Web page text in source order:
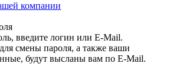
компании
введите логин или E-Mail.
смены пароля, а также ваши
будут высланы вам по E-Mail.